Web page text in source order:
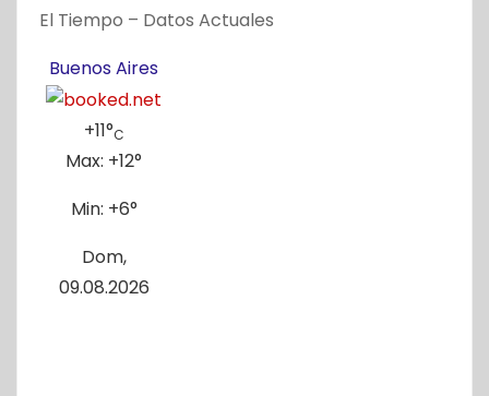
El Tiempo – Datos Actuales
Buenos Aires
+11°C
Max: +12°
Min: +6°
Dom,
09.08.2026